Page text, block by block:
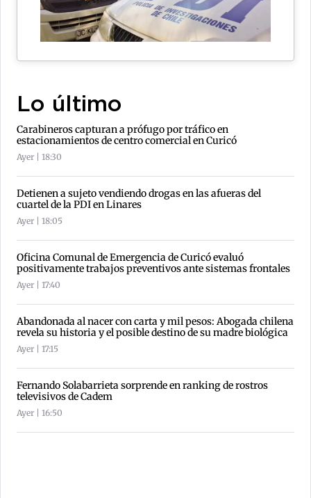
Lo último
Carabineros capturan a prófugo por tráfico en
estacionamientos de centro comercial en Curicó
Ayer | 18:30
Detienen a sujeto vendiendo drogas en las afueras del
cuartel de la PDI en Linares
Ayer | 18:05
Oficina Comunal de Emergencia de Curicó evaluó
positivamente trabajos preventivos ante sistemas frontales
Ayer | 17:40
Abandonada al nacer con carta y mil pesos: Abogada chilena
revela su historia y el posible destino de su madre biológica
Ayer | 17:15
Fernando Solabarrieta sorprende en ranking de rostros
televisivos de Cadem
Ayer | 16:50